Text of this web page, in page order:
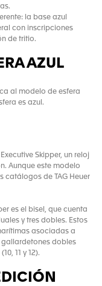
la base azul
con inscripciones
de tritio.
AZUL
al modelo de esfera
es azul.
Skipper, un reloj
Aunque este modelo
catálogos de TAG Heuer
es el bisel, que cuenta
y tres dobles. Estos
asociadas a
gallardetones dobles
11 y 12).